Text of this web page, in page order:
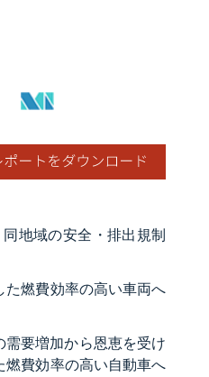
地域の安全・排出規制
た燃費効率の高い車両へ
要増加から恩恵を受け
燃費効率の高い自動車へ